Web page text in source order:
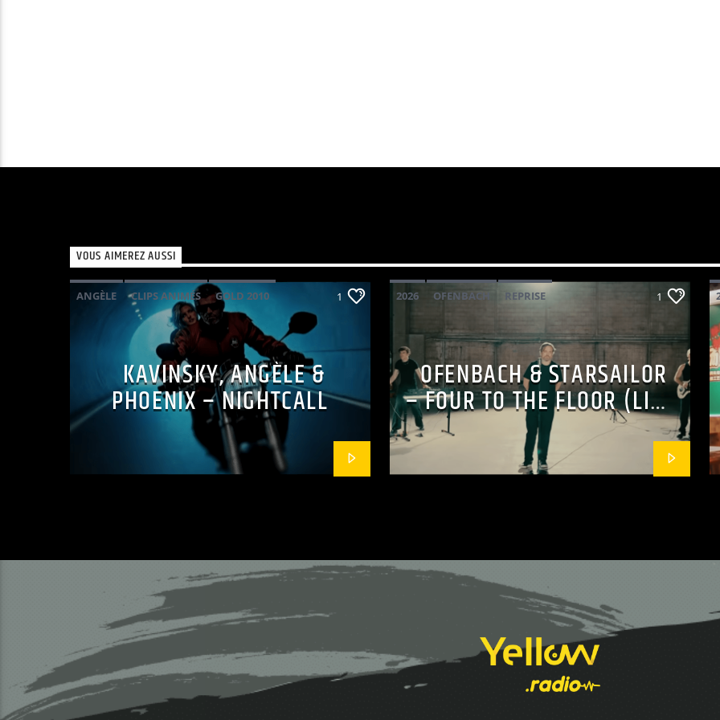
VOUS AIMEREZ AUSSI
ANGÈLE CLIPS ANIMÉS
GOLD 2010
PHOENIX POP ELECTRO
1
KAVINSKY, ANGÈLE &
PHOENIX – NIGHTCALL
2026 OFENBACH
REPRISE
1
OFENBACH & STARSAILOR
– FOUR TO THE FLOOR (LIVE
SESSION)